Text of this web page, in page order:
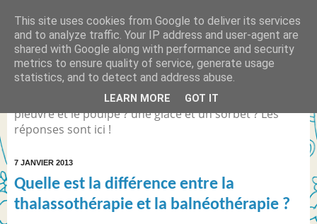
Quelle est la différence
entre... ?
Différence entre Coca Light et le Coca Zéro ? la
pieuvre et le poulpe ? une glace et un sorbet ? Les
réponses sont ici !
7 JANVIER 2013
Quelle est la différence entre la
thalassothérapie et la balnéothérapie ?
This site uses cookies from Google to deliver its services
and to analyze traffic. Your IP address and user-agent are
shared with Google along with performance and security
metrics to ensure quality of service, generate usage
statistics, and to detect and address abuse.
LEARN MORE GOT IT